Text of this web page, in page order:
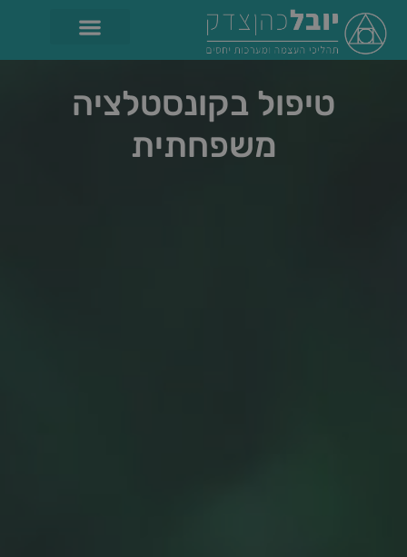
טיפול בקונסטלציה
משפחתית